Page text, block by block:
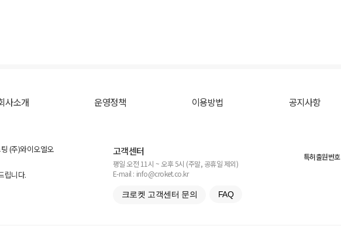
사소개 운영정책 이용방법 공지사항
(주)와이오엘오
립니다.
고객센터
평일 오전 11시 ~ 오후 5시 (주말, 공휴일 제외)
E-mail : info@croket.co.kr
크로켓 고객센터 문의 FAQ
특허출원번호